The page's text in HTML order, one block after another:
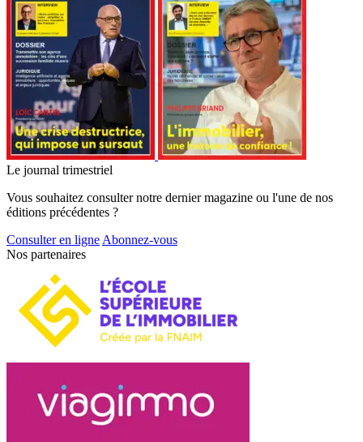
Le journal trimestriel
Vous souhaitez consulter notre dernier magazine ou l'une de nos
éditions précédentes ?
Consulter en ligne Abonnez-vous
Nos partenaires